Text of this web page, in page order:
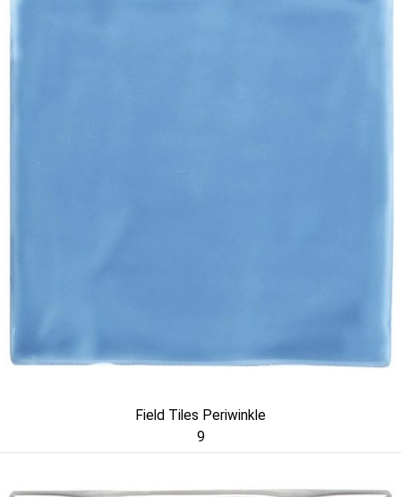
Field Tiles Periwinkle
9